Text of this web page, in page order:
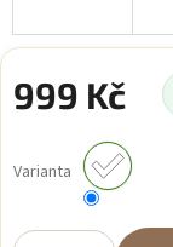
999 Kč
cena:
Varianta